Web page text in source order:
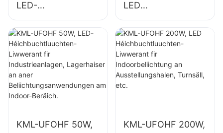
LED-
Héichbuchtluuchte
n-Liwwerant fir
Industrieanlagen,
Lagerhaiser an
aner
Beliichtungsanwen
dungen am Indoor-
LED
Héichbuchtluuchte
n-Liwwerant fir
Indoorbeliichtung
an
Industrieanlagen,
Turnsäll, etc.
KML-UFOHF 50W,
KML-UFOHF 200W,